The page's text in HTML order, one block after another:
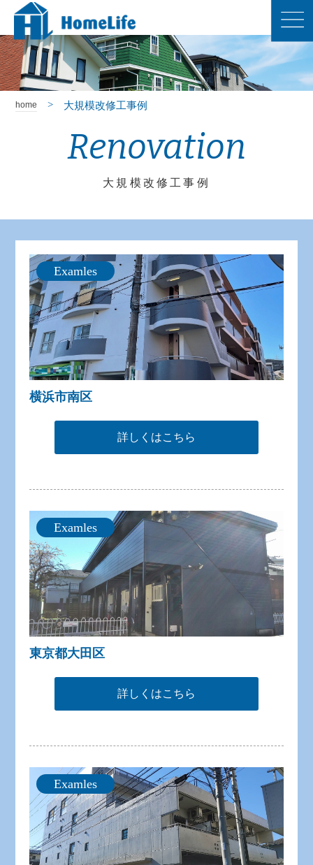
home 大規模改修工事例
Renovation
大規模改修工事例
Examles
横浜市南区
詳しくはこちら
Examles
東京都大田区
詳しくはこちら
Examles